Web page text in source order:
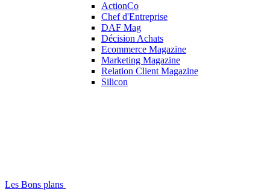
ActionCo
Chef d'Entreprise
DAF Mag
Décision Achats
Ecommerce Magazine
Marketing Magazine
Relation Client Magazine
Silicon
Les Bons plans